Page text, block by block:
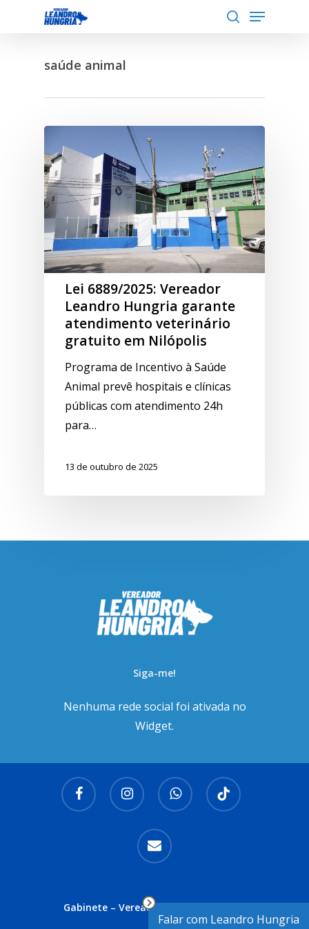
Menu
saúde animal
Lei 6889/2025: Vereador
Leandro Hungria garante
atendimento veterinário
gratuito em Nilópolis
Programa de Incentivo à Saúde
Animal prevê hospitais e clínicas
públicas com atendimento 24h
para…
13 de outubro de 2025
Siga-me!
Nenhuma rede social foi ativada no
Widget.
facebook instagram whatsapp tiktok
email
Gabinete – Vereador Leandro Hungria
Falar com Leandro Hungria